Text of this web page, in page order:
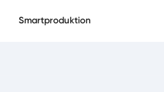
Smartproduktion